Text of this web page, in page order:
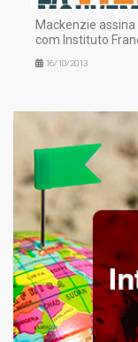
Mackenzie
com Instituto
16/10/2013